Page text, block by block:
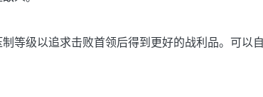
等级以追求击败首领后得到更好的战利品。可以